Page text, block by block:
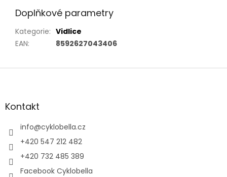
Doplňkové parametry
Kategorie: Vidlice
EAN: 8592627043406
Z
aKontakt
info@cyklobella.cz
+420 547 212 482
+420 732 485 389
Facebook Cyklobella